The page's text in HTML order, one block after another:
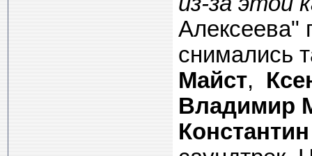
Алексеева"
снимались
Майст,
Владимир